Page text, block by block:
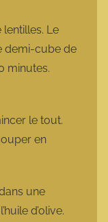
Le
demi-cube de
minutes.
le tout.
en
une
d’olive.